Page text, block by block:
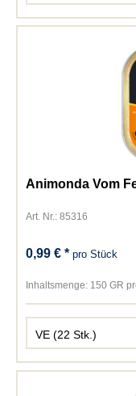
Animonda Vom
Art. Nr.: 85316
0,99 € *pro Stück
Inhaltsmenge: 150 GR